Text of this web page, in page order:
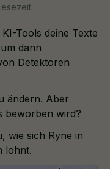
Tools deine Texte
dann
Detektoren
ändern. Aber
beworben wird?
wie sich Ryne in
lohnt.